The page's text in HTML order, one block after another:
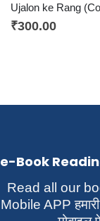
₹300.00
e-Book
Read all our
Mobile APP